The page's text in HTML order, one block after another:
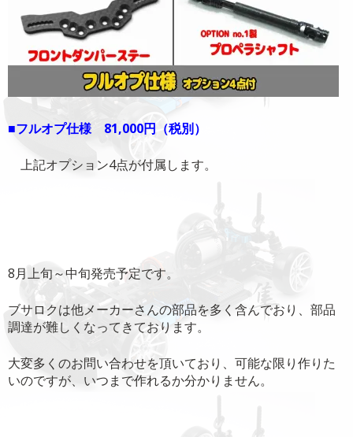
■フルオプ仕様 81,000円（税別）
上記オプション4点が付属します。
8月上旬～中旬発売予定です。
ブサロクは他メーカーさんの部品を多く含んでおり、部品
調達が難しくなってきております。
大変多くのお問い合わせを頂いており、可能な限り作りた
いのですが、いつまで作れるか分かりません。